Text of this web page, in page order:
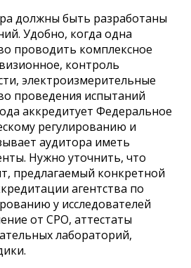
должны быть разработаны
Удобно, когда одна
проводить комплексное
контроль
электроизмерительные
проведения испытаний
аккредитует Федеральное
регулированию и
аудитора иметь
Нужно уточнить, что
предлагаемый конкретной
агентства по
у исследователей
от СРО, аттестаты
лабораторий,